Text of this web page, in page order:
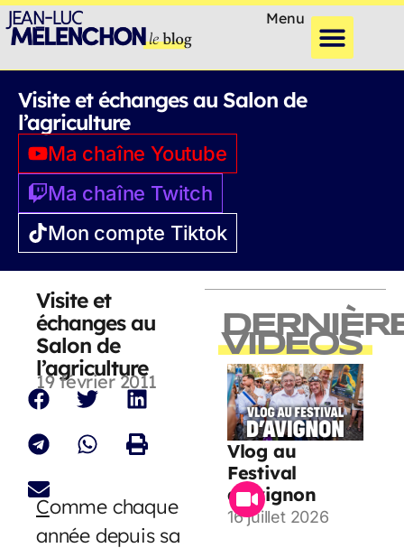
Menu
Visite et échanges au Salon de
l’agriculture
Ma chaîne Youtube
Ma chaîne Twitch
Mon compte Tiktok
Visite et
échanges au
Salon de
l’agriculture
19 février 2011
Comme chaque
année depuis sa
VIDEOS
Vlog au
Festival
d’Avignon
16 juillet 2026